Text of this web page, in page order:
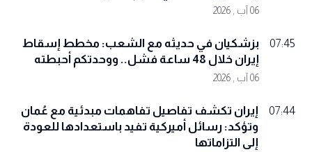
06 آب , 2026
07:45
بزشكيان في حديثه مع الشعب: مخطط إسقاط
إيران خلال 48 ساعة فشل.. ووحدتكم أحبطته
06 آب , 2026
07:44
إيران تكشف تفاصيل تفاهمات مبدئية مع عُمان
وتؤكد: رسائل أميركية تفيد باستعدادها للعودة
إلى التزاماتها